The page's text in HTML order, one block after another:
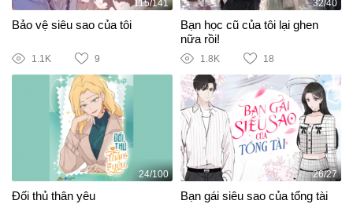
115/141
Bảo vệ siêu sao của tôi
1.1K 9
32/40
Bạn học cũ của tôi lại ghen
nữa rồi!
1.8K 18
24/100
Đối thủ thân yêu
26/27
Bạn gái siêu sao của tổng tài